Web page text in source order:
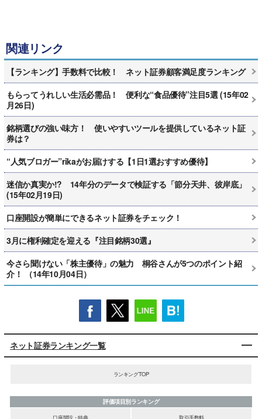
関連リンク
【ランキング】手数料で比較！ ネット証券顧客満足度ランキング
もらってうれしい生活必需品！ 便利な“食品優待”注目5選 (15年02
月26日)
銘柄選びの強い味方！ 使いやすいツールを提供しているネット証
券は？
“人気ブロガー”rikaがお届けする【1日1選おすすめ優待】
迷信か真実か!? 14年分のデータで検証する「節分天井、彼岸底」
(15年02月19日)
口座開設が簡単にできるネット証券をチェック！
3月に権利確定を迎える『注目銘柄30選』
今さら聞けない「株主優待」の魅力 桐谷さんが5つのポイント紹
介！ （14年10月04日）
ネット証券ランキング一覧
ランキングTOP
評価項目別ランキング
口座開設・特典
取引手数料